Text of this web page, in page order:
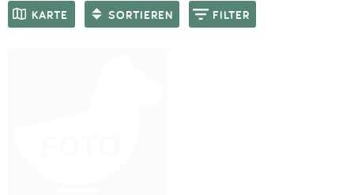
KARTE SORTIEREN FILTER
SPIELGERÄTE